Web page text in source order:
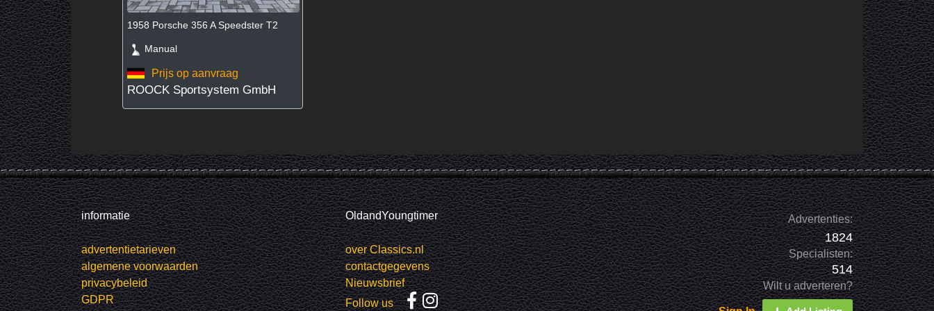
1958 Porsche 356 A Speedster T2
Manual
Prijs op aanvraag
ROOCK Sportsystem GmbH
informatie
advertentietarieven
algemene voorwaarden
privacybeleid
GDPR
OldandYoungtimer
over Classics.nl
contactgegevens
Nieuwsbrief
Follow us
Advertenties:
1824
Specialisten:
514
Wilt u adverteren?